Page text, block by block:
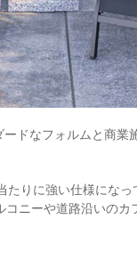
ドなフォルムと商業
りに強い仕様になっ
ニーや道路沿いのカ